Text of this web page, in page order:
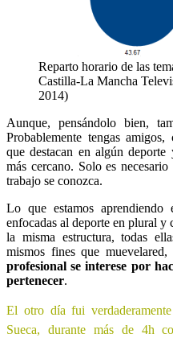
Reparto horario de las
Castilla-La Mancha
2014)
Aunque, pensándolo bien,
Probablemente tengas
que destacan en algún
más cercano. Solo es
trabajo se conozca.
Lo que estamos aprendiendo
enfocadas al deporte en plural y
la misma estructura, todas
mismos fines que muevelared,
profesional se interese por
pertenecer.
El otro día fui
Sueca, durante más de 4h